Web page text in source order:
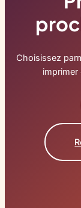
Choisissez
imprimer